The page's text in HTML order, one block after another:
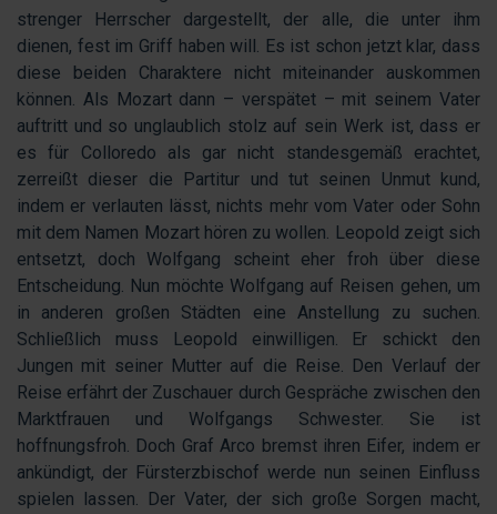
strenger Herrscher dargestellt, der alle, die unter ihm
dienen, fest im Griff haben will. Es ist schon jetzt klar, dass
diese beiden Charaktere nicht miteinander auskommen
können. Als Mozart dann – verspätet – mit seinem Vater
auftritt und so unglaublich stolz auf sein Werk ist, dass er
es für Colloredo als gar nicht standesgemäß erachtet,
zerreißt dieser die Partitur und tut seinen Unmut kund,
indem er verlauten lässt, nichts mehr vom Vater oder Sohn
mit dem Namen Mozart hören zu wollen. Leopold zeigt sich
entsetzt, doch Wolfgang scheint eher froh über diese
Entscheidung. Nun möchte Wolfgang auf Reisen gehen, um
in anderen großen Städten eine Anstellung zu suchen.
Schließlich muss Leopold einwilligen. Er schickt den
Jungen mit seiner Mutter auf die Reise. Den Verlauf der
Reise erfährt der Zuschauer durch Gespräche zwischen den
Marktfrauen und Wolfgangs Schwester. Sie ist
hoffnungsfroh. Doch Graf Arco bremst ihren Eifer, indem er
ankündigt, der Fürsterzbischof werde nun seinen Einfluss
spielen lassen. Der Vater, der sich große Sorgen macht,